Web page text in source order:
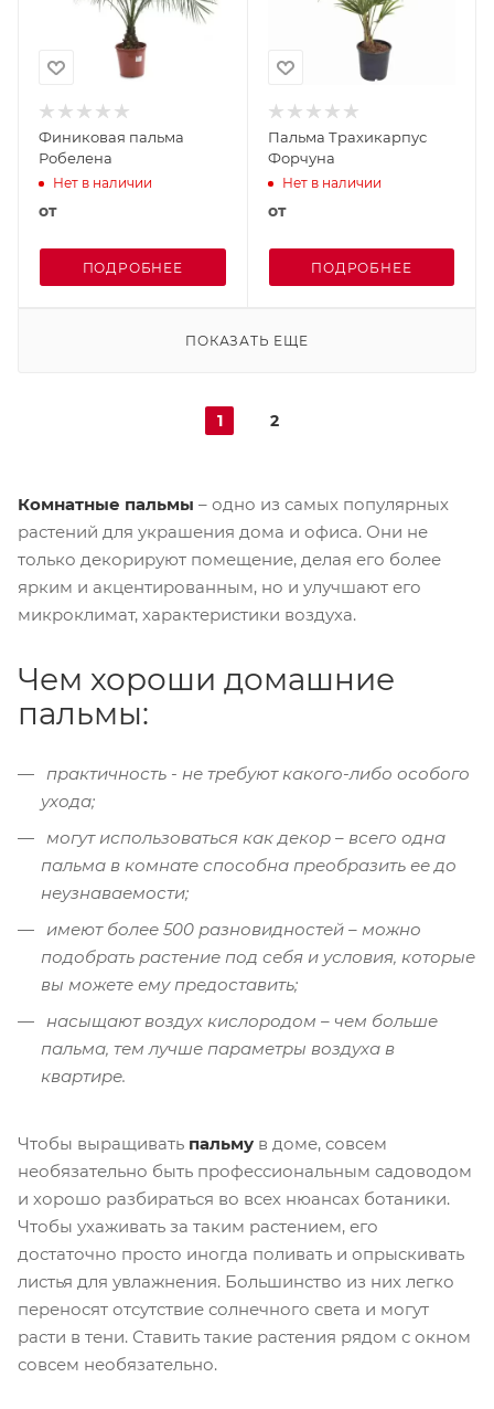
Финиковая пальма
Робелена
Нет в наличии
от
ПОДРОБНЕЕ
Пальма Трахикарпус
Форчуна
Нет в наличии
от
ПОДРОБНЕЕ
ПОКАЗАТЬ ЕЩЕ
1 2
Комнатные пальмы – одно из самых популярных
растений для украшения дома и офиса. Они не
только декорируют помещение, делая его более
ярким и акцентированным, но и улучшают его
микроклимат, характеристики воздуха.
Чем хороши домашние
пальмы:
практичность - не требуют какого-либо особого
ухода;
могут использоваться как декор – всего одна
пальма в комнате способна преобразить ее до
неузнаваемости;
имеют более 500 разновидностей – можно
подобрать растение под себя и условия, которые
вы можете ему предоставить;
насыщают воздух кислородом – чем больше
пальма, тем лучше параметры воздуха в
квартире.
Чтобы выращивать пальму в доме, совсем
необязательно быть профессиональным садоводом
и хорошо разбираться во всех нюансах ботаники.
Чтобы ухаживать за таким растением, его
достаточно просто иногда поливать и опрыскивать
листья для увлажнения. Большинство из них легко
переносят отсутствие солнечного света и могут
расти в тени. Ставить такие растения рядом с окном
совсем необязательно.